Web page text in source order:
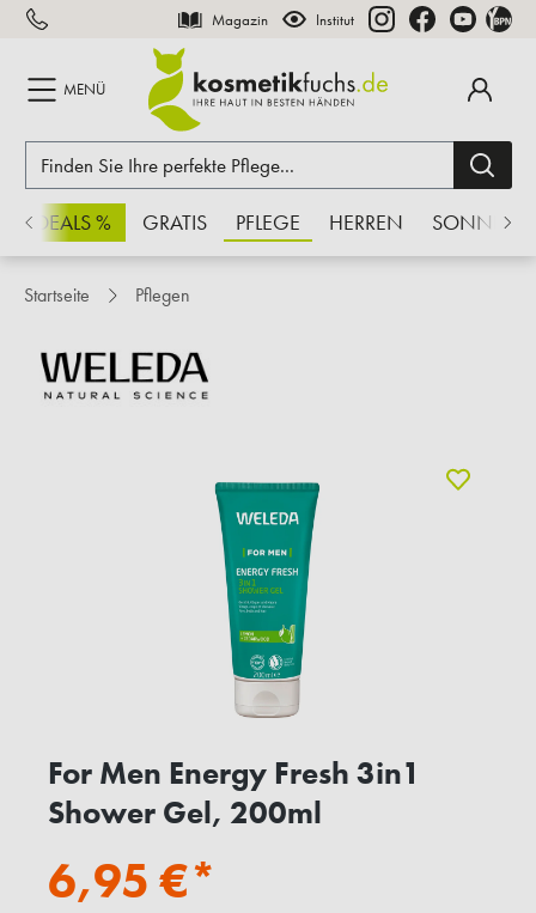
springen Magazin Institut
MENÜ
% GRATIS PFLEGE HERREN SONNE
Startseite Pflegen
For Men Energy Fresh 3in1
Shower Gel, 200ml
6,95 €*